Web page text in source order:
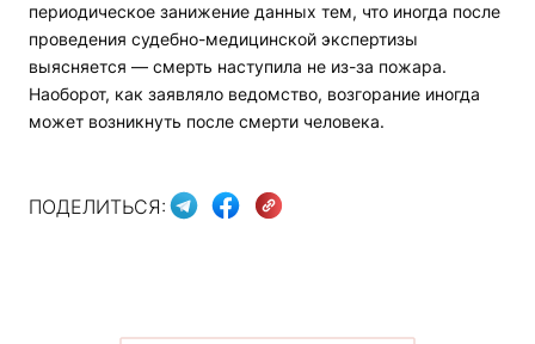
периодическое занижение данных тем, что иногда после
проведения судебно-медицинской экспертизы
выясняется — смерть наступила не из-за пожара.
Наоборот, как заявляло ведомство, возгорание иногда
может возникнуть после смерти человека.
ПОДЕЛИТЬСЯ: